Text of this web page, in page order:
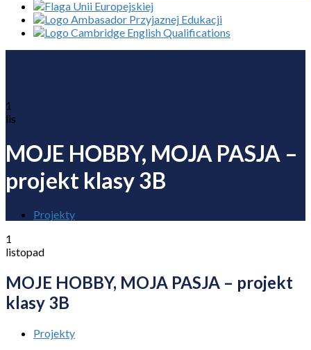
1
lis
MOJE HOBBY, MOJA PASJA –
projekt klasy 3B
Projekty
1
listopad
MOJE HOBBY, MOJA PASJA – projekt
klasy 3B
Projekty